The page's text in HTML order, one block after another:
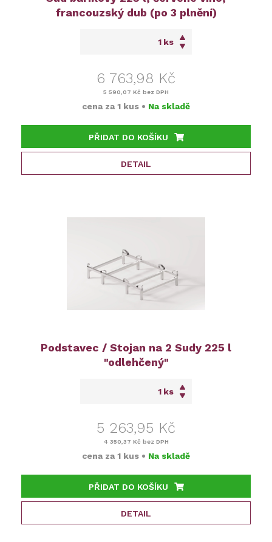
francouzský dub (po 3 plnění)
ks
6 763,98 Kč
5 590,07 Kč bez DPH
cena za 1 kus • Na skladě
PŘIDAT DO KOŠÍKU
DETAIL
Podstavec / Stojan na 2 Sudy 225 l
"odlehčený"
ks
5 263,95 Kč
4 350,37 Kč bez DPH
cena za 1 kus • Na skladě
PŘIDAT DO KOŠÍKU
DETAIL